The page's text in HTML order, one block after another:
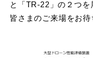
と「TR-22」の２つを
皆さまのご来場をお待